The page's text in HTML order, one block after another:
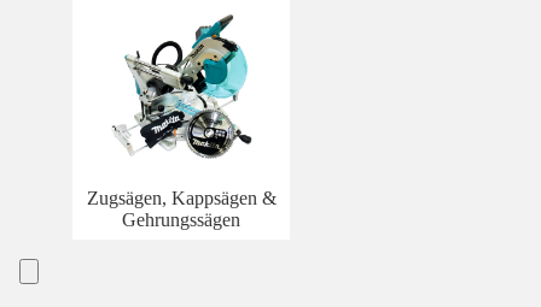
Zugsägen, Kappsägen &
Gehrungssägen